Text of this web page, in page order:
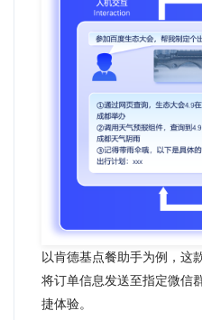
以肯德基点餐助手为例，这
将订单信息发送至指定微信
捷体验。